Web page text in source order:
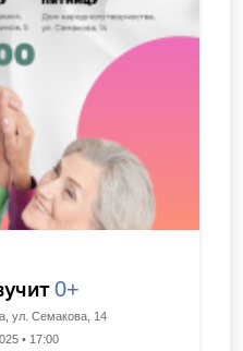
0+
ул. Семакова, 14
• 17:00